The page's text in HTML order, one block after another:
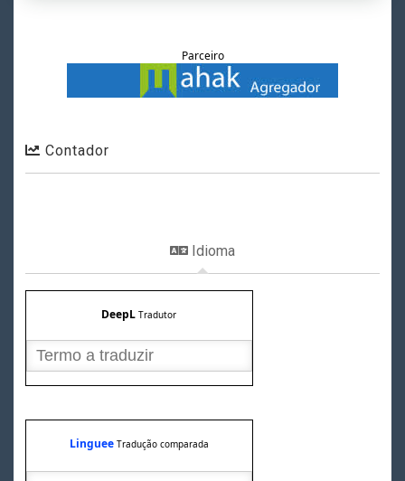
Parceiro
Contador
Idioma
DeepL Tradutor
Linguee Tradução comparada